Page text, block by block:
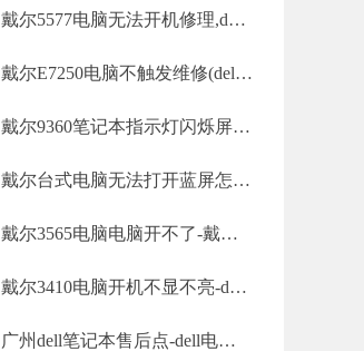
戴尔5577电脑无法开机修理,dell
戴尔E7250电脑不触发维修(dell
戴尔9360笔记本指示灯闪烁屏幕
戴尔台式电脑无法打开蓝屏怎么
戴尔3565电脑电脑开不了-戴尔
戴尔3410电脑开机不显不亮-dell
广州dell笔记本售后点-dell电脑